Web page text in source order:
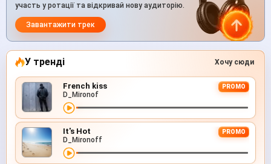
участь у ротації та відкривай нову аудиторію.
Завантажити трек
У тренді Хочу сюди
French kiss PROMO
D_Mironof
It's Hot PROMO
D_Mironoff